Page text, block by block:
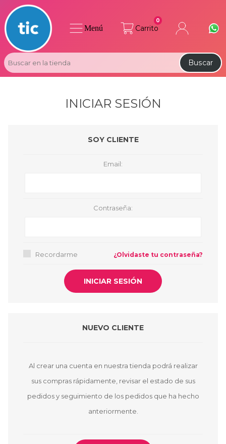
Carrito
0
Buscar
Menú
INICIAR SESIÓN
SOY CLIENTE
Email:
Contraseña:
Recordarme ¿Olvidaste tu contraseña?
NUEVO CLIENTE
Al crear una cuenta en nuestra tienda podrá realizar
sus compras rápidamente, revisar el estado de sus
pedidos y seguimiento de los pedidos que ha hecho
anteriormente.